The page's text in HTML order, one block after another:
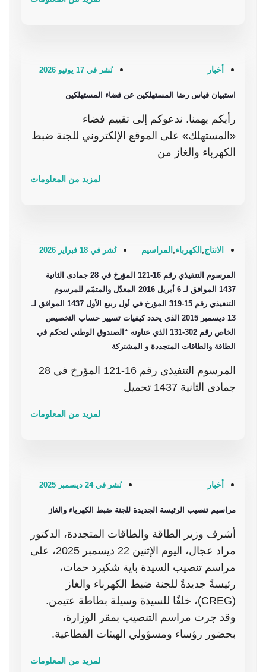
نُشر في 17 يونيو 2026 أخبار
استبيان قياس رضا المستهلكين عن فضاء المستهلكين
رأيكم يهمنا. ندعوكم إلى تقييم فضاء
«المستهلك» على الموقع الإلكتروني للجنة ضبط
الكهرباء والغاز من
لمزيد من المعلومات
نُشر في 18 فبراير 2026 الانتاج الكهرباء المراسيم
المرسوم التنفيذي رقم 16-121 المؤرخ في 28 جمادى الثانية
1437 الموافق لـ 6 أبريل 2016 المعدّل والمتمّم للمرسوم
التنفيذي رقم 15-319 المؤرخ في أول ربيع الأول 1437 الموافق لـ
13 ديسمبر 2015 الذي يحدد كيفيات تسيير حساب التخصيص
الخاص رقم 302-131 الذي عناونه “الصندوق الوطني لتحكم في
الطاقة والطاقات المتجددة و المشتركة
المرسوم التنفيذي رقم 16-121 المؤرخ في 28
جمادى الثانية 1437 تحميل
لمزيد من المعلومات
نُشر في 24 ديسمبر 2025 أخبار
مراسيم تنصيب الرئيسة الجديدة للجنة ضبط الكهرباء والغاز
أشرف وزير الطاقة والطاقات المتجددة، الدكتور
مراد عجال، اليوم الإثنين 22 ديسمبر 2025، على
مراسم تنصيب السيدة باية شكيرد حمات،
رئيسةً جديدةً للجنة ضبط الكهرباء والغاز
(CREG)، خلفًا للسيدة وسيلة بطاطة عتيمن.
وقد جرت مراسم التنصيب بمقر الوزارة،
بحضور رؤساء ومسؤولي الهيئات القطاعية.
لمزيد من المعلومات